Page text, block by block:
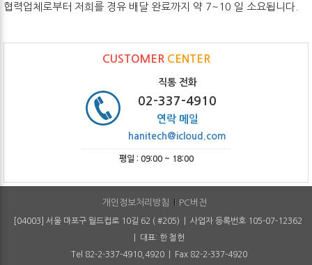
협력업체로부터 저희를 경유 배달 완료까지 약 7~10 일 소요됩니다.
CUSTOMER CENTER
직통 전화
02-337-4910
연락 메일
hanitech@icloud.com
평일 : 09:00 ~ 18:00
개인정보처리방침 PC버전
[04003] 서울 마포구 월드컵로 10길 62 ( #205) | 사업자 등록번호 105-07-12362
| 대표: 한 철헌
Tel 82-2-337-4910,4920 | Fax 82-2-337-4920